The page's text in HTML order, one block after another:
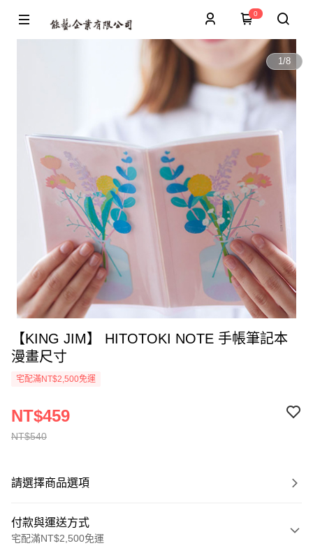
0
1/8
【KING JIM】 HITOTOKI NOTE 手帳筆記本
漫畫尺寸
宅配滿NT$2,500免運
NT$540
NT$459
請選擇商品選項
付款與運送方式
宅配滿NT$2,500免運